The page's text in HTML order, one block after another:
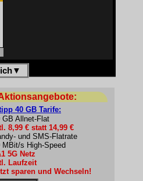
▼
40 GB Tarife:
GB Allnet-Flat
8,99 € statt 14,99 €
und SMS-Flatrate
MBit/s High-Speed
5G Netz
Laufzeit
sparen und Wechseln!